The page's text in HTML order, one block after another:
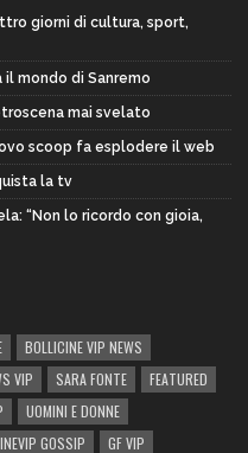
giorni di cultura, sport,
il mondo di Sanremo
mai svelato
scoop fa esplodere il web
la tv
“Non lo ricordo con gioia,
BOLLICINE VIP NEWS
VIP SARA FONTE
FEATURED
UOMINI E DONNE
GOSSIP GF VIP